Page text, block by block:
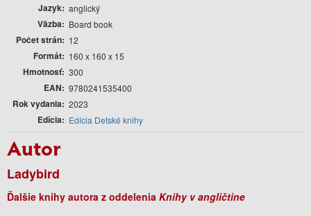
Jazyk anglický
Väzba Board book
Počet strán 12
Formát 160 x 160 x 15
Hmotnosť 300
EAN 9780241535400
Rok vydania 2023
Edícia Edícia Detské knihy
Autor
Ladybird
Ďalšie knihy autora z oddelenia Knihy v angličtine